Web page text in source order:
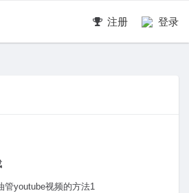
注册 登录
管youtube视频的方法1